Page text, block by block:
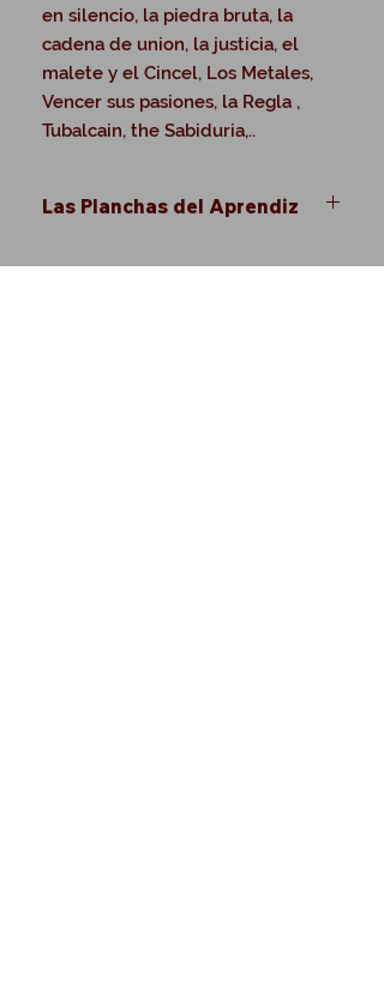
en silencio, la piedra bruta, la
cadena de union, la justicia, el
malete y el Cincel, Los Metales,
Vencer sus pasiones, la Regla ,
Tubalcain, the Sabiduria,..
Las Planchas del Aprendiz